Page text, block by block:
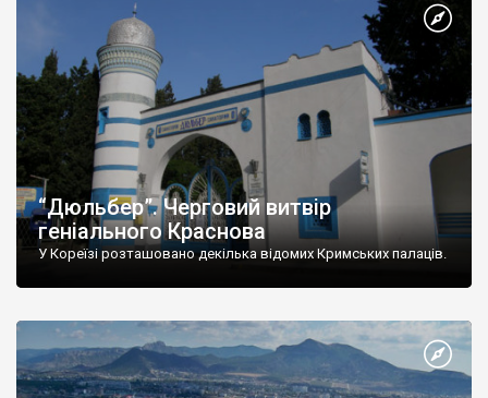
“Дюльбер”. Черговий витвір
геніального Краснова
У Кореїзі розташовано декілька відомих Кримських палаців.